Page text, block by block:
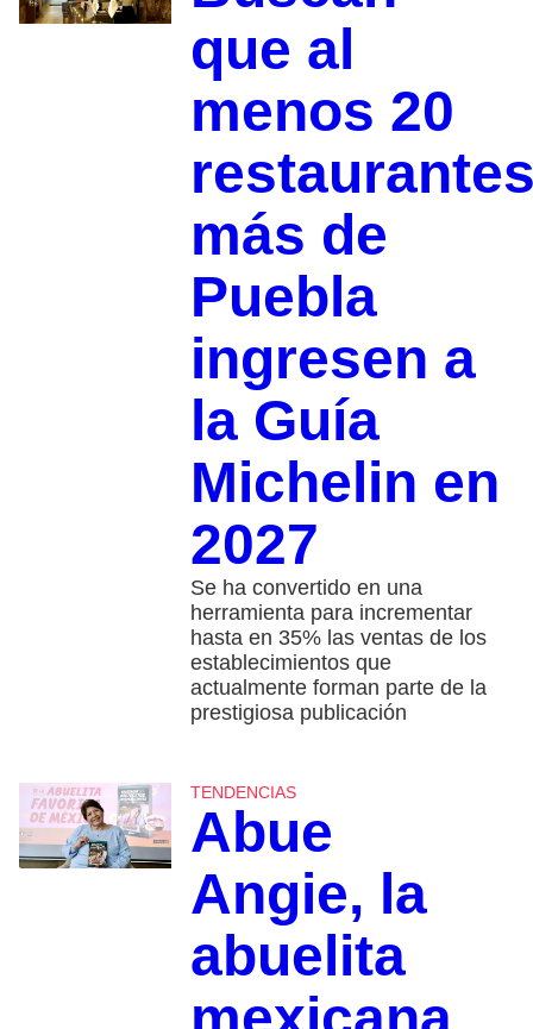
que al
menos 20
más de
Puebla
ingresen a
la Guía
Michelin en
2027
Se ha convertido en una
herramienta para incrementar
hasta en 35% las ventas de los
establecimientos que
actualmente forman parte de la
prestigiosa publicación
TENDENCIAS
Abue
Angie, la
abuelita